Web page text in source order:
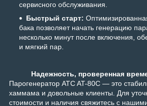
сервисного обслуживания.
Быстрый старт:
бака позволяет начать генерацию
несколько минут после включения,
и мягкий пар.
Надежность, проверенная
Парогенератор ATC AT-80C — это
хаммама и довольные клиенты. Для
стоимости и наличия свяжитесь с